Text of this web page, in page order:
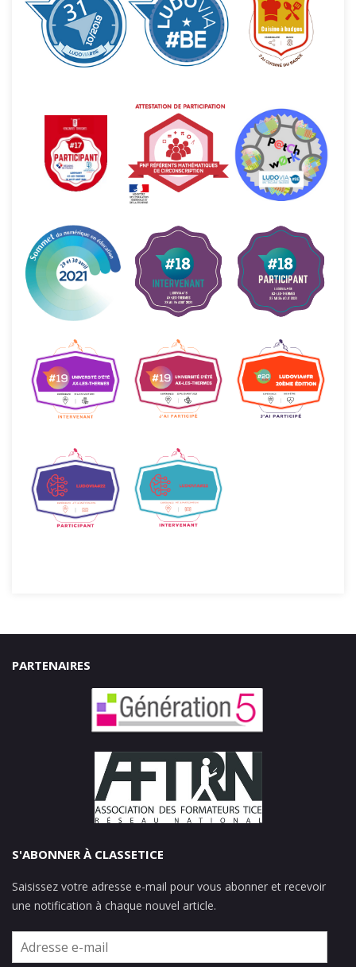
PARTENAIRES
S'ABONNER À CLASSETICE
Saisissez votre adresse e-mail pour vous abonner et recevoir
une notification à chaque nouvel article.
Adresse
e-